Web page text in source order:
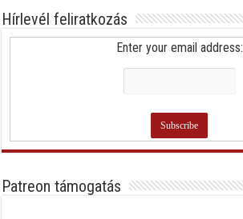
Hírlevél feliratkozás
Enter your email address:
Patreon támogatás